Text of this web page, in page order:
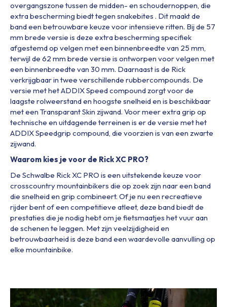
overgangszone tussen de midden- en schoudernoppen, die
extra bescherming biedt tegen snakebites . Dit maakt de
band een betrouwbare keuze voor intensieve ritten. Bij de 57
mm brede versie is deze extra bescherming specifiek
afgestemd op velgen met een binnenbreedte van 25 mm,
terwijl de 62 mm brede versie is ontworpen voor velgen met
een binnenbreedte van 30 mm. Daarnaast is de Rick
verkrijgbaar in twee verschillende rubbercompounds. De
versie met het ADDIX Speed compound zorgt voor de
laagste rolweerstand en hoogste snelheid en is beschikbaar
met een Transparant Skin zijwand. Voor meer extra grip op
technische en uitdagende terreinen is er de versie met het
ADDIX Speedgrip compound, die voorzien is van een zwarte
zijwand.
Waarom kies je voor de Rick XC PRO?
De Schwalbe Rick XC PRO is een uitstekende keuze voor
crosscountry mountainbikers die op zoek zijn naar een band
die snelheid en grip combineert. Of je nu een recreatieve
rijder bent of een competitieve atleet, deze band biedt de
prestaties die je nodig hebt om je fietsmaatjes het vuur aan
de schenen te leggen. Met zijn veelzijdigheid en
betrouwbaarheid is deze band een waardevolle aanvulling op
elke mountainbike.